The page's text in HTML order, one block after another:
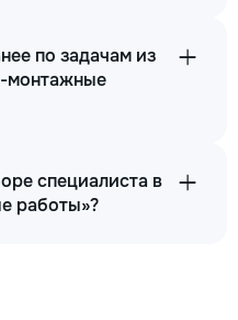
по задачам из
монтажные
специалиста в
работы»?